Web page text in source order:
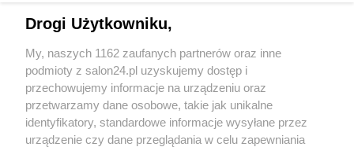
Sport
Społeczeństwo
Kultura
Drogi Użytkowniku,
My, naszych 1162 zaufanych partnerów oraz inne
podmioty z salon24.pl uzyskujemy dostęp i
przechowujemy informacje na urządzeniu oraz
przetwarzamy dane osobowe, takie jak unikalne
identyfikatory, standardowe informacje wysyłane przez
urządzenie czy dane przeglądania w celu zapewniania